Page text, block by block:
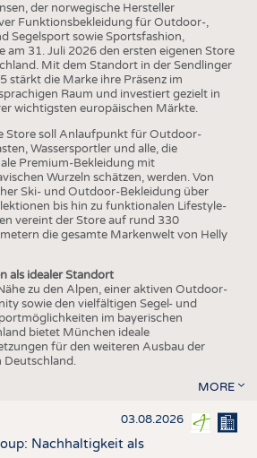
der norwegische Hersteller
Funktionsbekleidung für Outdoor-,
Segelsport sowie Sportsfashion,
am 31. Juli 2026 den ersten eigenen Store
Mit dem Standort in der Sendlinger
stärkt die Marke ihre Präsenz im
Raum und investiert gezielt in
wichtigsten europäischen Märkte.
Store soll Anlaufpunkt für Outdoor-
Wassersportler und alle, die
Premium-Bekleidung mit
Wurzeln schätzen, werden. Von
Ski- und Outdoor-Bekleidung über
bis hin zu funktionalen Lifestyle-
vereint der Store auf rund 330
die gesamte Markenwelt von Helly
als idealer Standort
zu den Alpen, einer aktiven Outdoor-
sowie den vielfältigen Segel- und
im bayerischen
bietet München ideale
für den weiteren Ausbau der
Deutschland.
MORE
03.08.2026
Nachhaltigkeit als